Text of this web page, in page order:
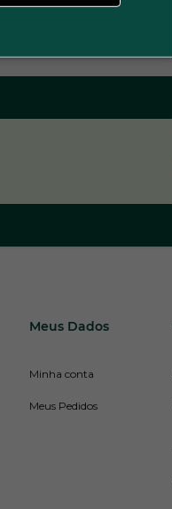
Meus Dados
Minha conta
Meus Pedidos